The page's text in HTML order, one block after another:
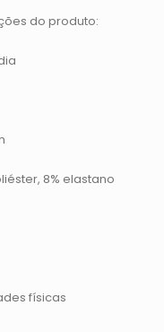
do produto:
8% elastano
físicas